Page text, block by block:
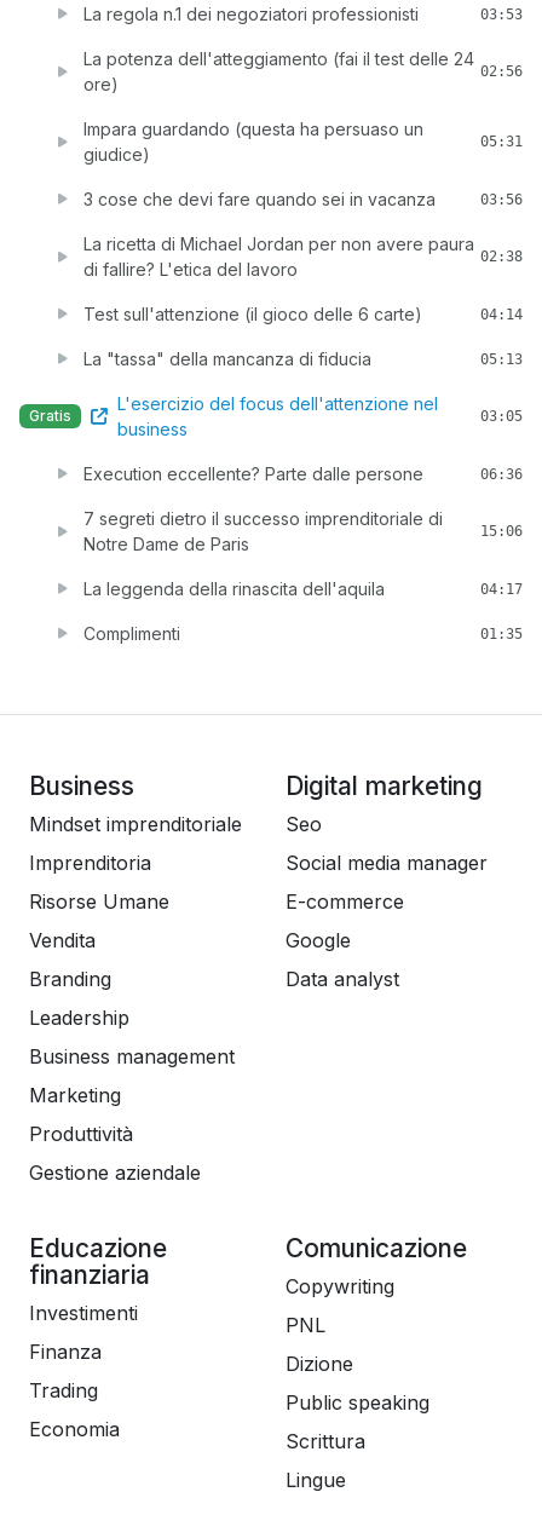
La regola n.1 dei negoziatori professionisti 03:53
La potenza dell'atteggiamento (fai il test delle 24
ore)
02:56
Impara guardando (questa ha persuaso un
giudice)
05:31
3 cose che devi fare quando sei in vacanza 03:56
La ricetta di Michael Jordan per non avere paura
di fallire? L'etica del lavoro
02:38
Test sull'attenzione (il gioco delle 6 carte) 04:14
La "tassa" della mancanza di fiducia 05:13
Gratis
L'esercizio del focus dell'attenzione nel
business
03:05
Execution eccellente? Parte dalle persone 06:36
7 segreti dietro il successo imprenditoriale di
Notre Dame de Paris
15:06
La leggenda della rinascita dell'aquila 04:17
Complimenti 01:35
Business
Mindset imprenditoriale
Imprenditoria
Risorse Umane
Vendita
Branding
Leadership
Business management
Marketing
Produttività
Gestione aziendale
Digital marketing
Seo
Social media manager
E-commerce
Google
Data analyst
Educazione
finanziaria
Investimenti
Finanza
Trading
Economia
Comunicazione
Copywriting
PNL
Dizione
Public speaking
Scrittura
Lingue